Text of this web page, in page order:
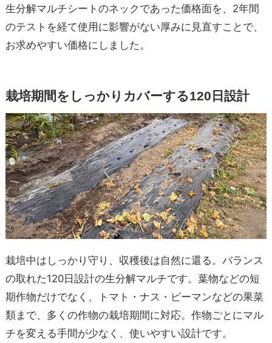
生分解マルチシートのネックであった価格面を、2年間
のテストを経て使用に影響がない厚みに見直すことで、
お求めやすい価格にしました。
栽培期間をしっかりカバーする120日設計
栽培中はしっかり守り、収穫後は自然に還る。バランス
の取れた120日設計の生分解マルチです。葉物などの短
期作物だけでなく、トマト・ナス・ピーマンなどの果菜
類まで、多くの作物の栽培期間に対応。作物ごとにマル
チを変える手間が少なく、使いやすい設計です。